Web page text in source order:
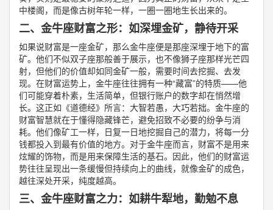
中楼阁，而是像古树年轮一样，一圈一圈地生长出来的。
二、金牛座财富之形：如深埋金矿，静待开采
如果说财富是一座金矿，那么金牛座便是那座深埋于地下的富
矿。他们不似双子座那般善于展示，也不像狮子座那样光芒四
射，但他们的价值却如同金矿一般，需要时间去挖掘、去发
现。在财富运势上，金牛座往往拥有一种“藏富”的特质——他
们可能穿着朴素，生活简单，但银行账户的数字却在悄然增
长。这正如《道德经》所言：大智若愚，大巧若拙。金牛座的
财富智慧就在于懂得隐藏锋芒，避免招致不必要的纷争与消
耗。他们像矿工一样，日复一日地挖掘自己的潜力，将每一分
钱都投入到最有价值的地方。对于金牛座而言，财富不是用来
炫耀的饰物，而是用来保障生活的基石。因此，他们的财富运
势往往呈现出一条缓慢但持续向上的曲线，就像金矿的成色，
越往深处开采，纯度越高。
三、金牛座财富之力：如耕牛犁地，勤勉不息